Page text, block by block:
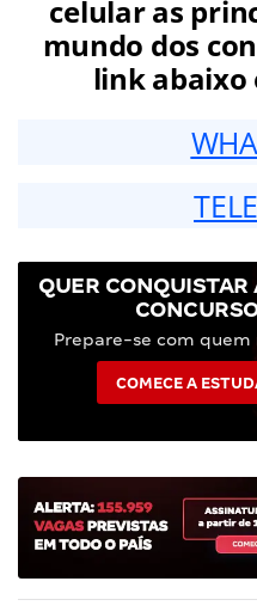
celular as
mundo dos
link abaixo
QUER
Prepare-se com
COMECE A